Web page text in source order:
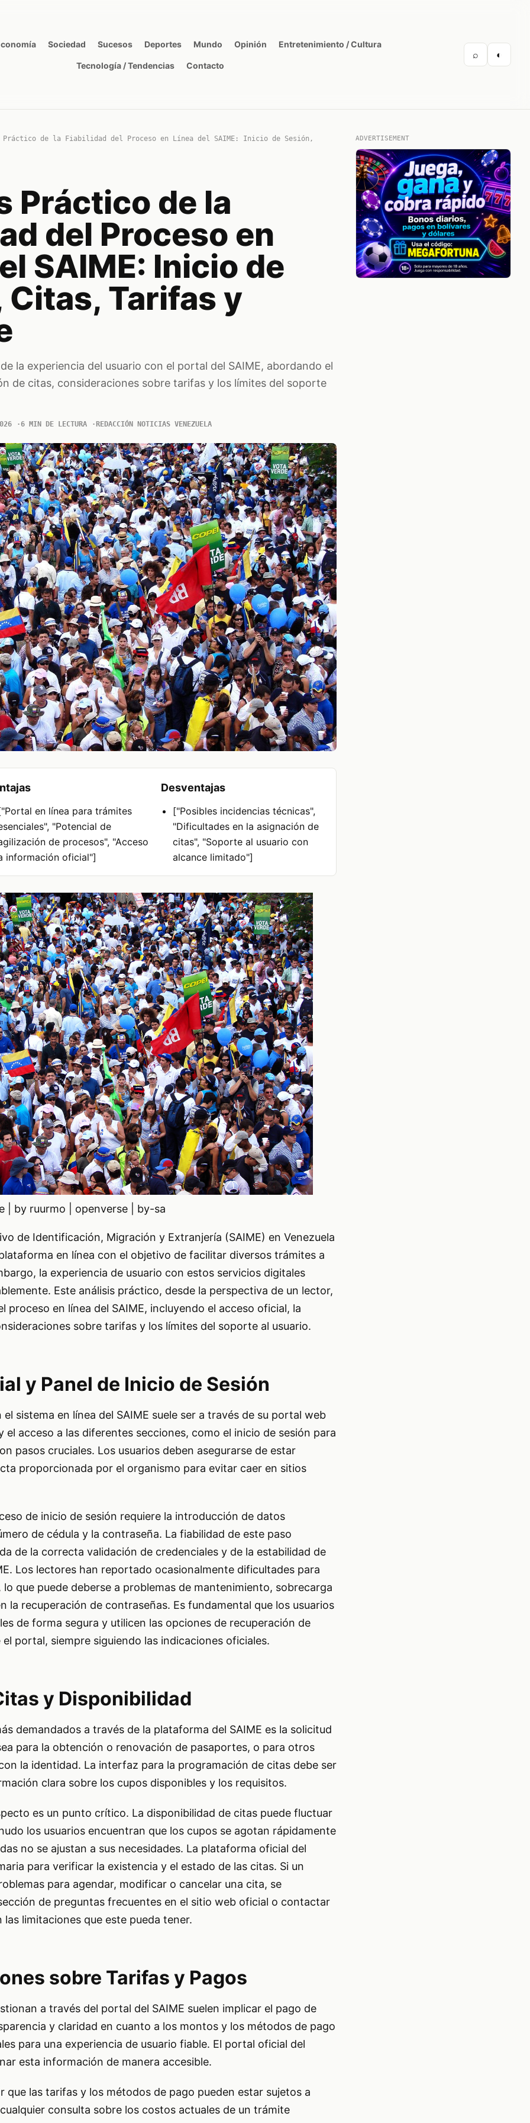
Sociedad Sucesos Deportes Mundo Opinión Entretenimiento / Cultura
Tecnología / Tendencias Contacto
⌕ ◐
de la Fiabilidad del Proceso en Línea del SAIME: Inicio de Sesión,
Práctico de la
del Proceso en
SAIME: Inicio de
Citas, Tarifas y
la experiencia del usuario con el portal del SAIME, abordando el
de citas, consideraciones sobre tarifas y los límites del soporte
6 MIN DE LECTURA REDACCIÓN NOTICIAS VENEZUELA
en línea para trámites
"Potencial de
de procesos", "Acceso
información oficial"]
Desventajas
["Posibles incidencias técnicas",
"Dificultades en la asignación de
citas", "Soporte al usuario con
alcance limitado"]
| by ruurmo | openverse | by-sa
de Identificación, Migración y Extranjería (SAIME) en Venezuela
en línea con el objetivo de facilitar diversos trámites a
la experiencia de usuario con estos servicios digitales
Este análisis práctico, desde la perspectiva de un lector,
proceso en línea del SAIME, incluyendo el acceso oficial, la
sobre tarifas y los límites del soporte al usuario.
y Panel de Inicio de Sesión
sistema en línea del SAIME suele ser a través de su portal web
el acceso a las diferentes secciones, como el inicio de sesión para
pasos cruciales. Los usuarios deben asegurarse de estar
proporcionada por el organismo para evitar caer en sitios
de inicio de sesión requiere la introducción de datos
de cédula y la contraseña. La fiabilidad de este paso
de la correcta validación de credenciales y de la estabilidad de
Los lectores han reportado ocasionalmente dificultades para
lo que puede deberse a problemas de mantenimiento, sobrecarga
la recuperación de contraseñas. Es fundamental que los usuarios
de forma segura y utilicen las opciones de recuperación de
portal, siempre siguiendo las indicaciones oficiales.
y Disponibilidad
demandados a través de la plataforma del SAIME es la solicitud
para la obtención o renovación de pasaportes, o para otros
la identidad. La interfaz para la programación de citas debe ser
clara sobre los cupos disponibles y los requisitos.
es un punto crítico. La disponibilidad de citas puede fluctuar
los usuarios encuentran que los cupos se agotan rápidamente
no se ajustan a sus necesidades. La plataforma oficial del
para verificar la existencia y el estado de las citas. Si un
para agendar, modificar o cancelar una cita, se
de preguntas frecuentes en el sitio web oficial o contactar
limitaciones que este pueda tener.
sobre Tarifas y Pagos
a través del portal del SAIME suelen implicar el pago de
y claridad en cuanto a los montos y los métodos de pago
para una experiencia de usuario fiable. El portal oficial del
esta información de manera accesible.
que las tarifas y los métodos de pago pueden estar sujetos a
consulta sobre los costos actuales de un trámite
ADVERTISEMENT